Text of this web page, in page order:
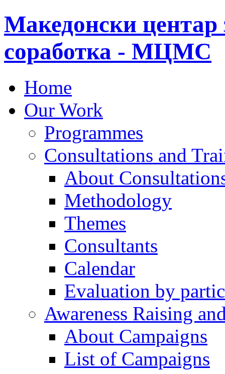
Македонски центар
соработка - МЦМС
Home
Our Work
Programmes
Consultations and
About
Methodology
Themes
Consultants
Calendar
Evaluation by
Awareness Raising
About Campaigns
List of Campaigns